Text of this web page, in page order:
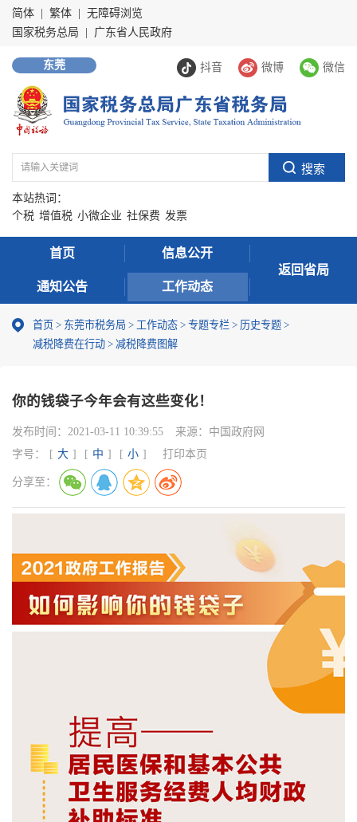
简体 繁体
无障碍浏览
国家税务总局
广东省人民政府
抖音 微博 微信
东莞
本站热词：
个税 增值税 小微企业 社保费 发票
首页 信息公开
通知公告 工作动态
返回省局
首页 > 东莞市税务局 > 工作动态 > 专题专栏 > 历史专题 >
减税降费在行动 > 减税降费图解
你的钱袋子今年会有这些变化！
发布时间： 2021-03-11 10:39:55 来源： 中国政府网
字号：
[ 大 ] [ 中 ] [ 小 ] 打印本页
分享至：